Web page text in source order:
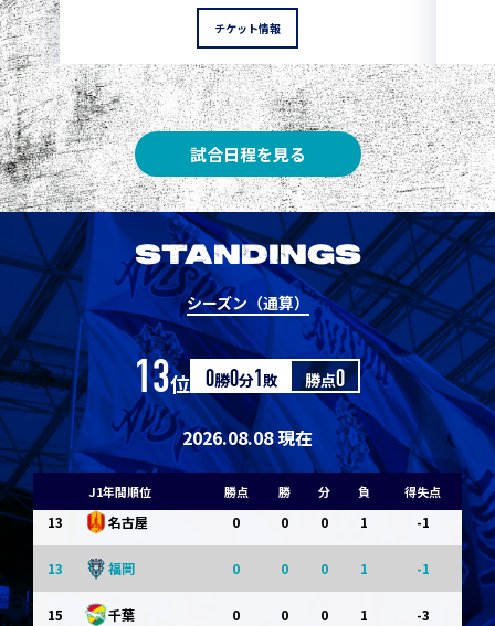
チケット情報
試合日程を見る
STANDINGS
シーズン（通算）
13位 0勝0分1敗 勝点0
2026.08.08 現在
J1年間順位 勝点 勝 分 負 得失点
2 3 1
3
3 Ｇ大阪 3 1 0 0 1
5 柏 3 1 0 1
5 Ｃ大阪 3 1 0 0 1
7 清水 3 1 0 0 1
7 神戸 3 1 0 0 1
浦和 0 0 1 -1
9 横浜FM 0 0 1 -1
11 水戸 0 0 1 -1
11 岡山 0 0 0 1 -1
13 名古屋 0 0 0 1 -1
13 福岡 0 0 0 1 -1
15 千葉 0 0 0 1 -3